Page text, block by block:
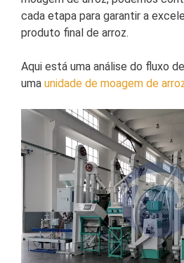
cada etapa para garantir a
produto final de arroz.
Aqui está uma análise do fluxo
uma unidade de moagem de